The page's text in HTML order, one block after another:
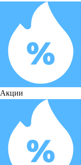
Акции